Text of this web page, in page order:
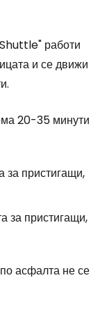
работи
и се движи
20-35 минути
за пристигащи,
за пристигащи,
асфалта не се